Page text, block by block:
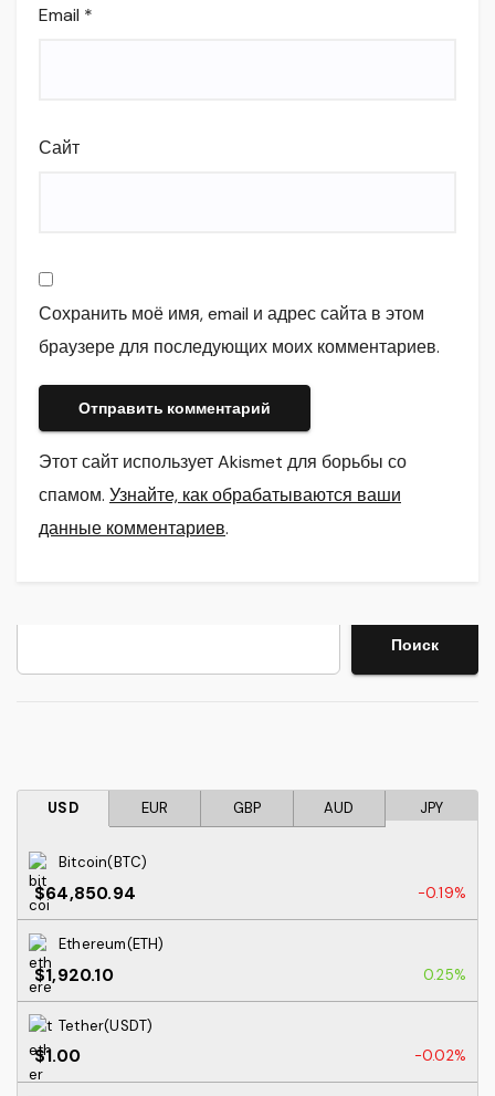
Email *
Сайт
Сохранить моё имя, email и адрес сайта в этом
браузере для последующих моих комментариев.
Этот сайт использует Akismet для борьбы со
спамом. Узнайте, как обрабатываются ваши
данные комментариев.
Поиск
USD EUR GBP AUD JPY
Bitcoin(BTC)
$64,850.94 -0.19%
Ethereum(ETH)
$1,920.10 0.25%
Tether(USDT)
$1.00 -0.02%